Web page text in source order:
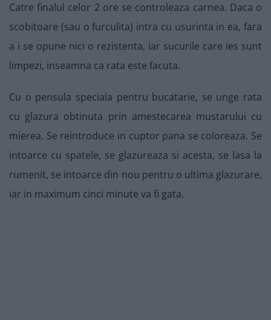
Catre finalul celor 2 ore se controleaza carnea. Daca o
scobitoare (sau o furculita) intra cu usurinta in ea, fara
a i se opune nici o rezistenta, iar sucurile care ies sunt
limpezi, inseamna ca rata este facuta.
Cu o pensula speciala pentru bucatarie, se unge rata
cu glazura obtinuta prin amestecarea mustarului cu
mierea. Se reintroduce in cuptor pana se coloreaza. Se
intoarce cu spatele, se glazureaza si acesta, se lasa la
rumenit, se intoarce din nou pentru o ultima glazurare,
iar in maximum cinci minute va fi gata.